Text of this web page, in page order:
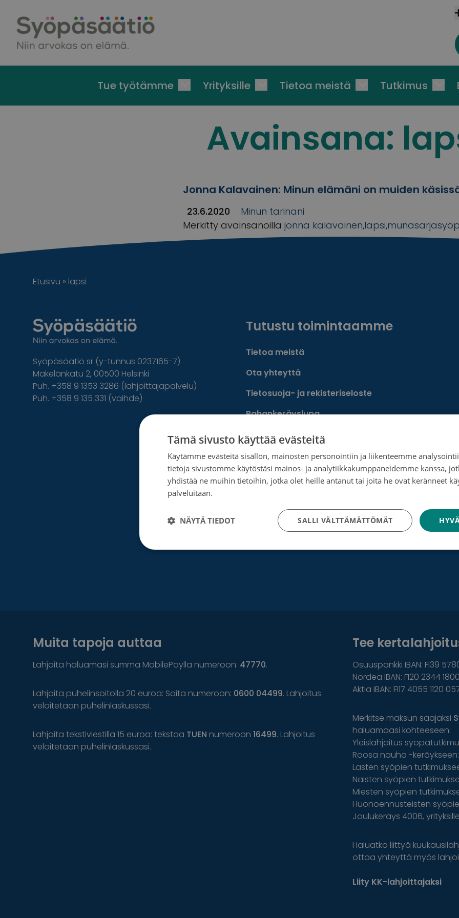
Tue työtämme Yrityksille Tietoa meistä Tutkimus
Avainsana:
Jonna Kalavainen: Minun elämäni on muiden
23.6.2020
Minun tarinani
Merkitty avainsanoillajonna kalavainen,lapsi,
Etusivu » lapsi
Syöpäsäätiö sr (y-tunnus 0237165-7)
Mäkelänkatu 2, 00500 Helsinki
Puh. +358 9 1353 3286 (lahjoittajapalvelu)
Puh. +358 9 135 331 (vaihde)
Tutustu toimintaamme
Tietoa meistä
Ota yhteyttä
Tietosuoja- ja rekisteriseloste
Rahankeräyslupa
Syöpäsäätiö laskutusoitteet
Saavutettavuus
Roosa nauha -keräys
Muita tapoja auttaa
Lahjoita haluamasi summa MobilePaylla numeroon: 47770.
Lahjoita puhelinsoitolla 20 euroa: Soita numeroon: 0600 04499. Lahjoitus
veloitetaan puhelinlaskussasi.
Lahjoita tekstiviestillä 15 euroa: tekstaa TUEN numeroon 16499. Lahjoitus
veloitetaan puhelinlaskussasi.
Tee
Osuuspankki IBAN: FI39
Nordea IBAN: FI20 2344
Aktia IBAN: FI17 4055 1120
Merkitse maksun saajaksi
haluamaasi kohteeseen:
Yleislahjoitus
Roosa nauha -keräykseen:
Lasten syöpien
Naisten syöpien
Miesten syöpien
Huonoennusteisten
Joulukeräys 4006,
Haluatko liittyä
ottaa yhteyttä myös
Liity KK-lahjoittajaksi
Tämä sivusto käyttää evästeitä
Käytämme evästeitä sisällön, mainosten personointiin ja liikenteemme
tietoja sivustomme käytöstäsi mainos- ja analytiikkakumppaneidemme kanssa,
yhdistää ne muihin tietoihin, jotka olet heille antanut tai joita he ovat keränneet
palveluitaan.
SALLI VÄLTTÄMÄTTÖMÄT
NÄYTÄ TIEDOT